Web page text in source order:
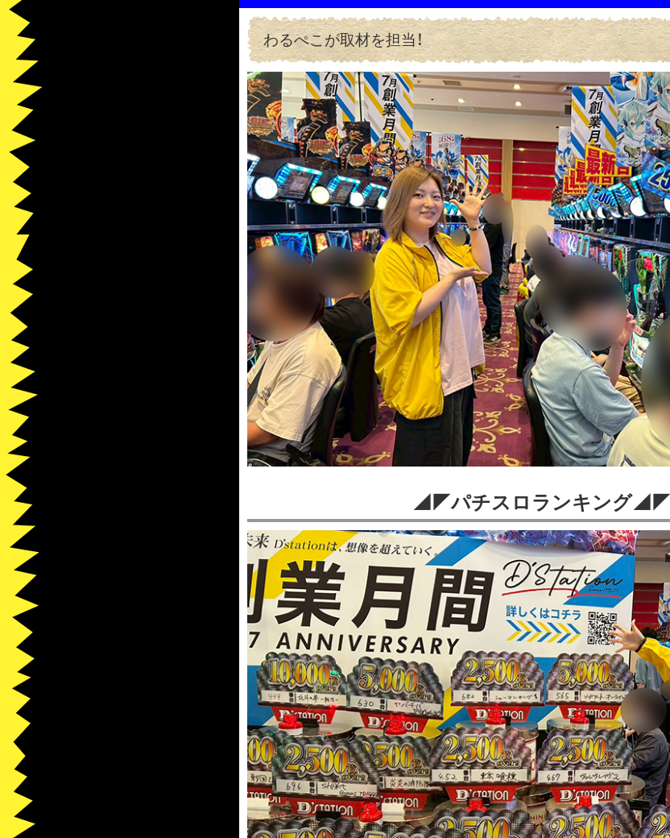
わるぺこが取材を担当！
◢◤パチスロランキング◢◤